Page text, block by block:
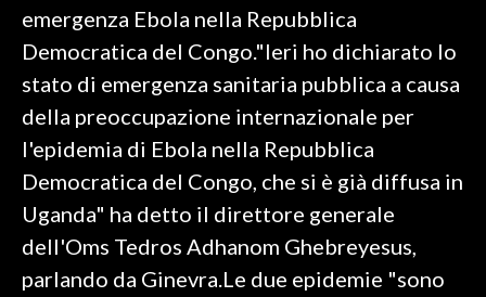
CULTURA
GOSSIP
SALUTE
SARDEGNA TURISMO
SARDI NEL MONDO
emergenza Ebola nella Repubblica
Democratica del Congo."Ieri ho dichiarato lo
stato di emergenza sanitaria pubblica a causa
della preoccupazione internazionale per
l'epidemia di Ebola nella Repubblica
Democratica del Congo, che si è già diffusa in
Uganda" ha detto il direttore generale
dell'Oms Tedros Adhanom Ghebreyesus,
parlando da Ginevra.Le due epidemie "sono